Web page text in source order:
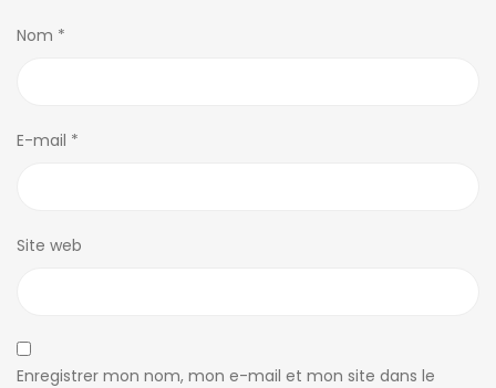
Nom *
E-mail *
Site web
Enregistrer mon nom, mon e-mail et mon site dans le